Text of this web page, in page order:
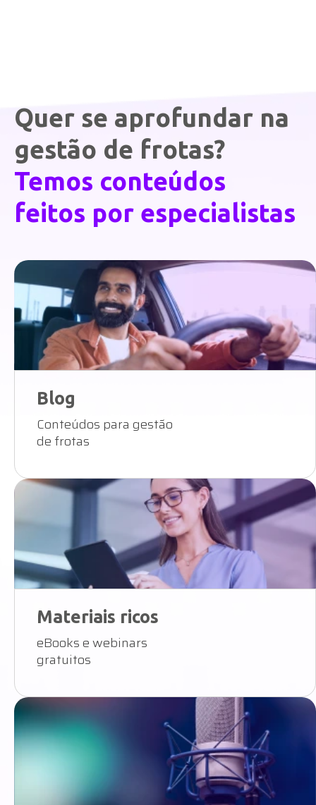
Quer se aprofundar na
gestão de frotas?
Temos conteúdos
feitos por especialistas
Blog
Conteúdos para gestão
de frotas
Materiais ricos
eBooks e webinars
gratuitos